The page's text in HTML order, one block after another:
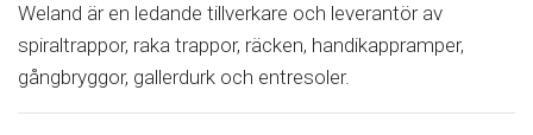
Weland är en ledande tillverkare och leverantör av
spiraltrappor, raka trappor, räcken, handikappramper,
gångbryggor, gallerdurk och entresoler.